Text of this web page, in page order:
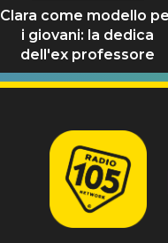
Clara come modello
i giovani: la dedica
dell'ex professore